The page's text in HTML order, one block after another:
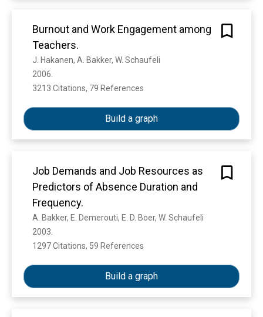
Burnout and Work Engagement among
Teachers.
J. Hakanen, A. Bakker, W. Schaufeli
2006.
3213 Citations, 79 References
Build a graph
Job Demands and Job Resources as
Predictors of Absence Duration and
Frequency.
A. Bakker, E. Demerouti, E. D. Boer, W. Schaufeli
2003.
1297 Citations, 59 References
Build a graph